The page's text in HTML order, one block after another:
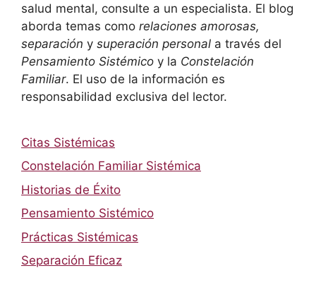
salud mental, consulte a un especialista. El blog
aborda temas como relaciones amorosas,
separación y superación personal a través del
Pensamiento Sistémico y la Constelación
Familiar. El uso de la información es
responsabilidad exclusiva del lector.
Citas Sistémicas
Constelación Familiar Sistémica
Historias de Éxito
Pensamiento Sistémico
Prácticas Sistémicas
Separación Eficaz